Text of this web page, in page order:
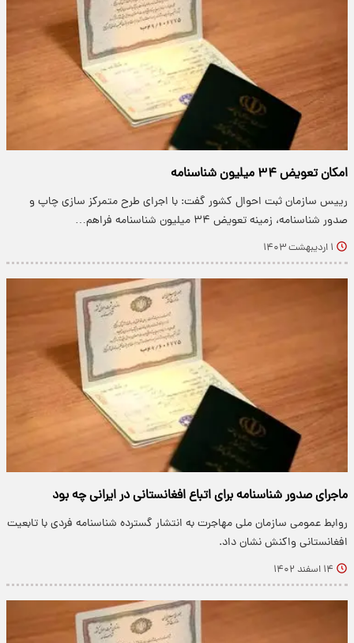
امکان تعویض ۳۴ میلیون شناسنامه
رییس سازمان ثبت احوال کشور گفت: با اجرای طرح متمرکز سازی چاپ و
صدور شناسنامه، زمینه تعویض ۳۴ میلیون شناسنامه فراهم…
۱ اردیبهشت ۱۴۰۳
ماجرای صدور شناسنامه برای اتباع افغانستانی در ایرانی چه بود
روابط عمومی سازمان ملی مهاجرت به انتشار گسترده شناسنامه فردی با تابعیت
افغانستانی واکنش نشان داد.
۱۴ اسفند ۱۴۰۲